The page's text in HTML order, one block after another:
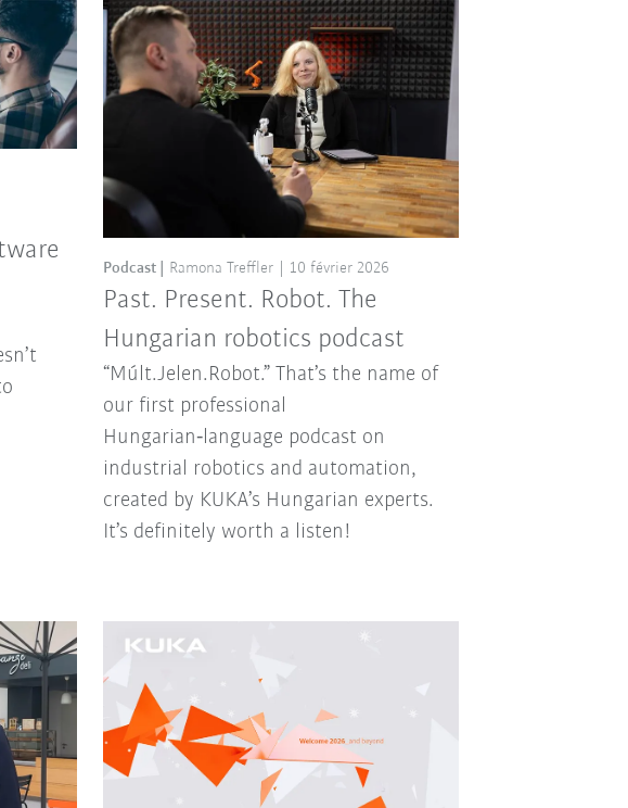
Past. Present. Robot. The
Hungarian robotics podcast
Podcast Ramona Treffler 10 février 2026
“Múlt.Jelen.Robot.” That’s the name of
our first professional
Hungarian‑language podcast on
industrial robotics and automation,
created by KUKA’s Hungarian experts.
It’s definitely worth a listen!